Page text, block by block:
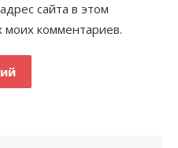
сайта в этом
комментариев.